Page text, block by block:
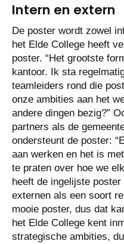
Intern en extern
De poster wordt zowel
het Elde College heeft
poster. “Het grootste
kantoor. Ik sta
teamleiders rond die
onze ambities aan het
andere dingen bezig?”
partners als de
ondersteunt de poster:
aan werken en het is
te praten over hoe we
heeft de ingelijste
externen als een soort
mooie poster, dus dat
het Elde College kent
strategische ambities,